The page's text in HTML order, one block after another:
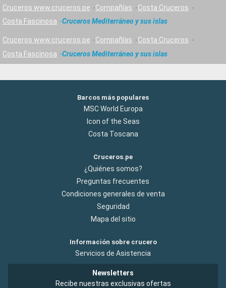
Cruceros www.cruceros.pe Compañías
Costa Cruceros
Costa Fascinosa
Cruceros Mediterráneo y sus islas
Cruceros www.cruceros.pe Compañías
Costa Cruceros
Costa Fascinosa
Cruceros Mediterráneo y sus islas
Barcos más populares
MSC World Europa
Icon of the Seas
Costa Toscana
Cruceros.pe
¿Quiénes somos?
Preguntas frecuentes
Condiciones generales de venta
Seguridad
Mapa del sitio
Información sobre crucero
Servicios de Asistencia
Newsletters
Recibe nuestras exclusivas ofertas